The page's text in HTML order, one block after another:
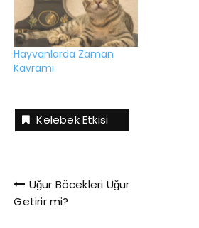
Hayvanlarda Zaman
Kavramı
Kelebek Etkisi
Yazı
gezinmesi
Uğur Böcekleri Uğur
Getirir mi?